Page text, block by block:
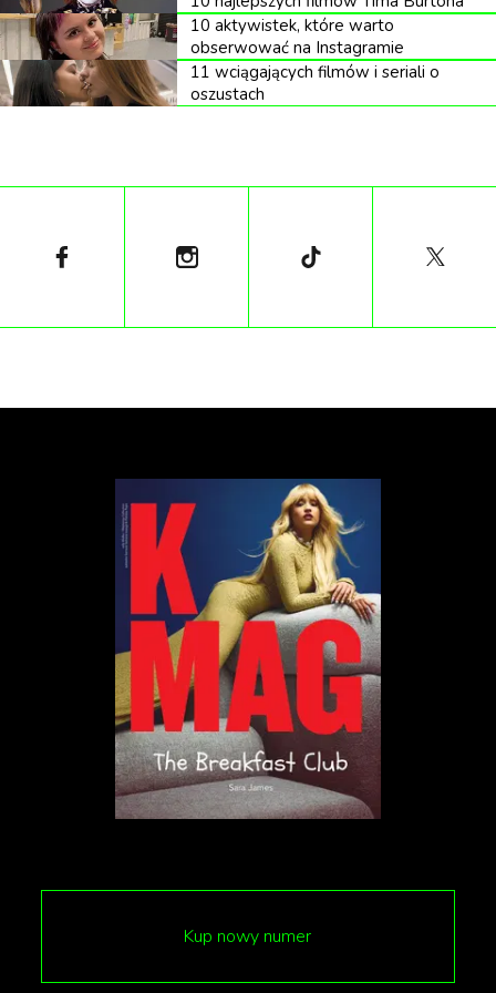
Gladstone był osobiście zaangażowany w
przetransportowanie ponad 20 tys. Książek z
Hawarden Castle do nowego budynku,
kamerdyner oraz jedna z córek. Polityk
Autorstwa Samuel Alexander Walker -
https://www.flickr.com/photos/photohistorytimeline/
10 aktywistek, które warto
obserwować na Instagramie
11 wciągających filmów i seriali o
oszustach
Kup nowy numer